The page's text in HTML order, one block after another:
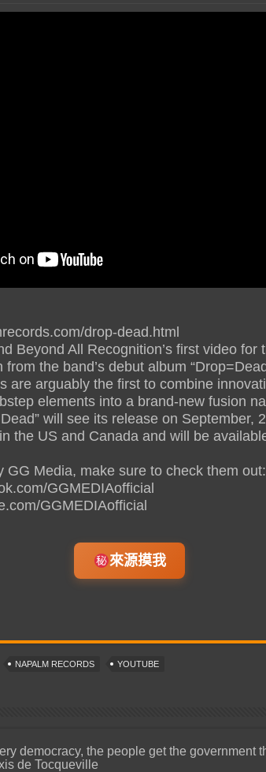
drop-dead.html
Beyond All Recognition’s first video for
from the band’s debut album
are arguably the first to combine
elements into a brand-new fusion
will see its release on September,
the US and Canada and will be
GG Media, make sure to check them out:
GGMEDIAofficial
GGMEDIAofficial
來源摸我
NAPALM RECORDS YOUTUBE
democracy, the people get the government
de Tocqueville